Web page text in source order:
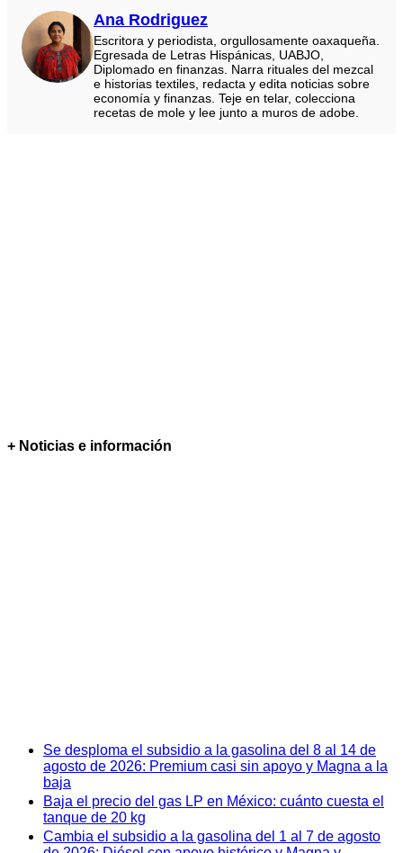
Ana Rodriguez
Escritora y periodista, orgullosamente oaxaqueña.
Egresada de Letras Hispánicas, UABJO,
Diplomado en finanzas. Narra rituales del mezcal
e historias textiles, redacta y edita noticias sobre
economía y finanzas. Teje en telar, colecciona
recetas de mole y lee junto a muros de adobe.
+ Noticias e información
Se desploma el subsidio a la gasolina del 8 al 14 de
agosto de 2026: Premium casi sin apoyo y Magna a la
baja
Baja el precio del gas LP en México: cuánto cuesta el
tanque de 20 kg
Cambia el subsidio a la gasolina del 1 al 7 de agosto